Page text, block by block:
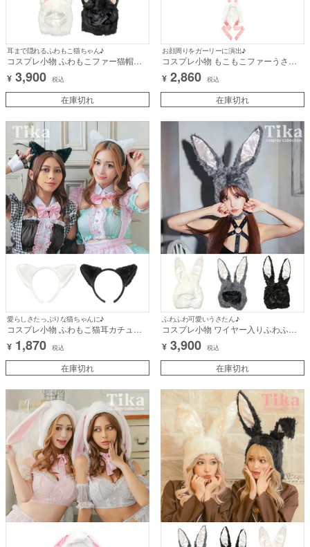
耳まで隠れるふわもこ猫ちゃん♪
コスプレ小物 ふわもこファー猫帽子
【ハロウィン】[tk-hwcathat]
¥ 3,900 税込
在庫切れ
お顔周りをガーリーに演出♪
コスプレ小物 もこもこファーうさた
ん帽子【ハロウィン】[tk-hw906087]
¥ 2,860 税込
在庫切れ
愛らしさたっぷりな猫ちゃんに♪
コスプレ小物 ふわもこ猫耳カチュー
シャ【ハロウィン】[tk-
hwcatheadband]
¥ 1,870 税込
在庫切れ
ふわふわ可愛いうさたん♪
コスプレ小物 ワイヤー入りふわふわ
ファーうさたん帽子【ハロウィン】
[tk-hwbunnyhata]
¥ 3,900 税込
在庫切れ